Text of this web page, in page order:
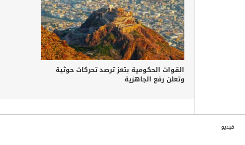
القوات الحكومية بتعز ترصد تحركات حوثية
وتعلن رفع الجاهزية
فيديو